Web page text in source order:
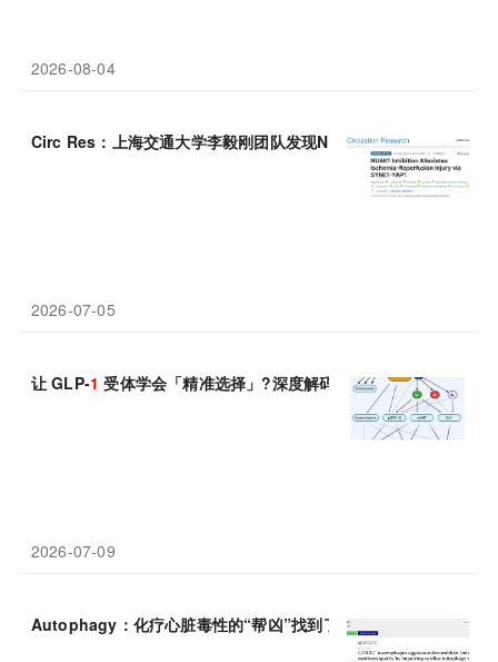
2026-08-04
Circ Res：上海交通大学李毅刚团队发现NUAK1-SYNE -YAP1
2026-07-05
让 GLP-1 受体学会「精准选择」?深度解码偏向型 GLP-1RA 激
2026-07-09
Autophagy：化疗心脏毒性的“帮凶”找到了，上海交通大学邵琴